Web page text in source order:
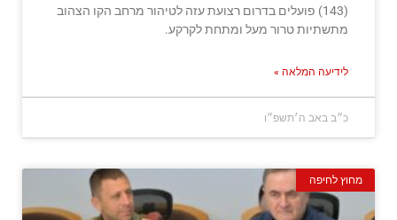
(143) פועלים בדרום רצועת עזה לטיהור מרחב הקו הצהוב
מתשתיות טרור מעל ומתחת לקרקע.
לידיעה המלאה »
כ״ב באב ה׳תשפ״ו
מחוץ לחיפה